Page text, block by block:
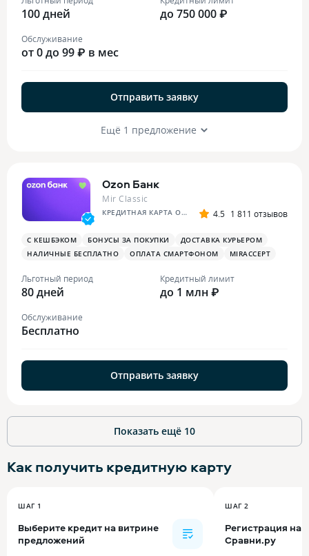
100 дней до 750 000 ₽
Обслуживание
от 0 до 99 ₽ в мес
Отправить заявку
Ещё 1 предложение
Ozon Банк
Mir Classic
КРЕДИТНАЯ КАРТА OZON 4.5 1 811 отзывов
С КЕШБЭКОМ БОНУСЫ ЗА ПОКУПКИ
ДОСТАВКА КУРЬЕРОМ
НАЛИЧНЫЕ БЕСПЛАТНО
ОПЛАТА СМАРТФОНОМ MIRACCEPT
Льготный период
80 дней
Кредитный лимит
до 1 млн ₽
Обслуживание
Бесплатно
Отправить заявку
Показать ещё 10
Как получить кредитную карту
ШАГ 1
Выберите кредит на витрине
предложений
ШАГ 2
Регистрация на
Сравни.ру